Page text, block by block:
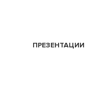
ПРЕЗЕНТАЦИИ